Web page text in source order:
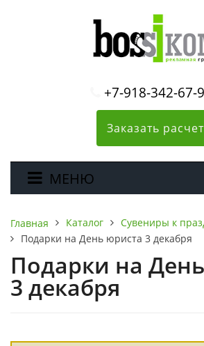
+7-918-342-67-
Заказать расчет
МЕНЮ
Главная Каталог
Сувениры к
Подарки на День юриста 3 декабря
Подарки на
3 декабря